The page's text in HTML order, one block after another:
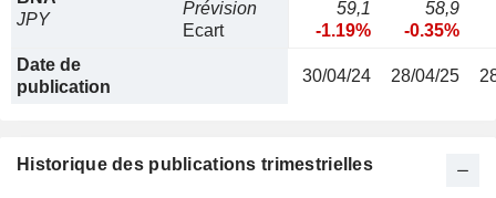
JPY
Prévision
Ecart
59,1
-1.19%
58,9
-0.35%
Date de
publication
30/04/24 28/04/25
Historique des publications trimestrielles